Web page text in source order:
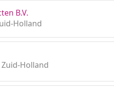
B.V.
Holland
Holland